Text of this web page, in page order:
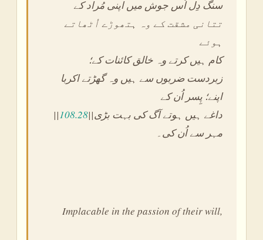
سنگ دِل اُس جوش میں اپنی مُراد کے
تتانی مشقت کے وہ ہتھوڑے اُٹھاتے
ہوئے
کام ہیں کرتے وہ خالق کائنات کے؛
زبردست ضربوں سے ہیں وہ گھڑتے اکربا
اپنے؛ پِسر اُن کے
||108.28||داغے ہیں ہوتے آگ کی بہت بڑی
مہر سے اُن کی۔
Implacable in the passion of their will,